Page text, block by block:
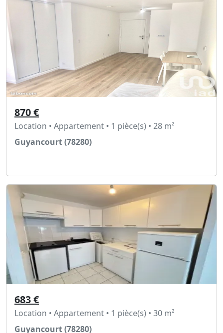
870 €
Location • Appartement • 1 pièce(s) • 28 m²
Guyancourt (78280)
683 €
Location • Appartement • 1 pièce(s) • 30 m²
Guyancourt (78280)